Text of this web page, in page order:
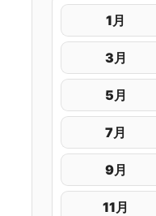
1月
3月
5月
7月
9月
11月